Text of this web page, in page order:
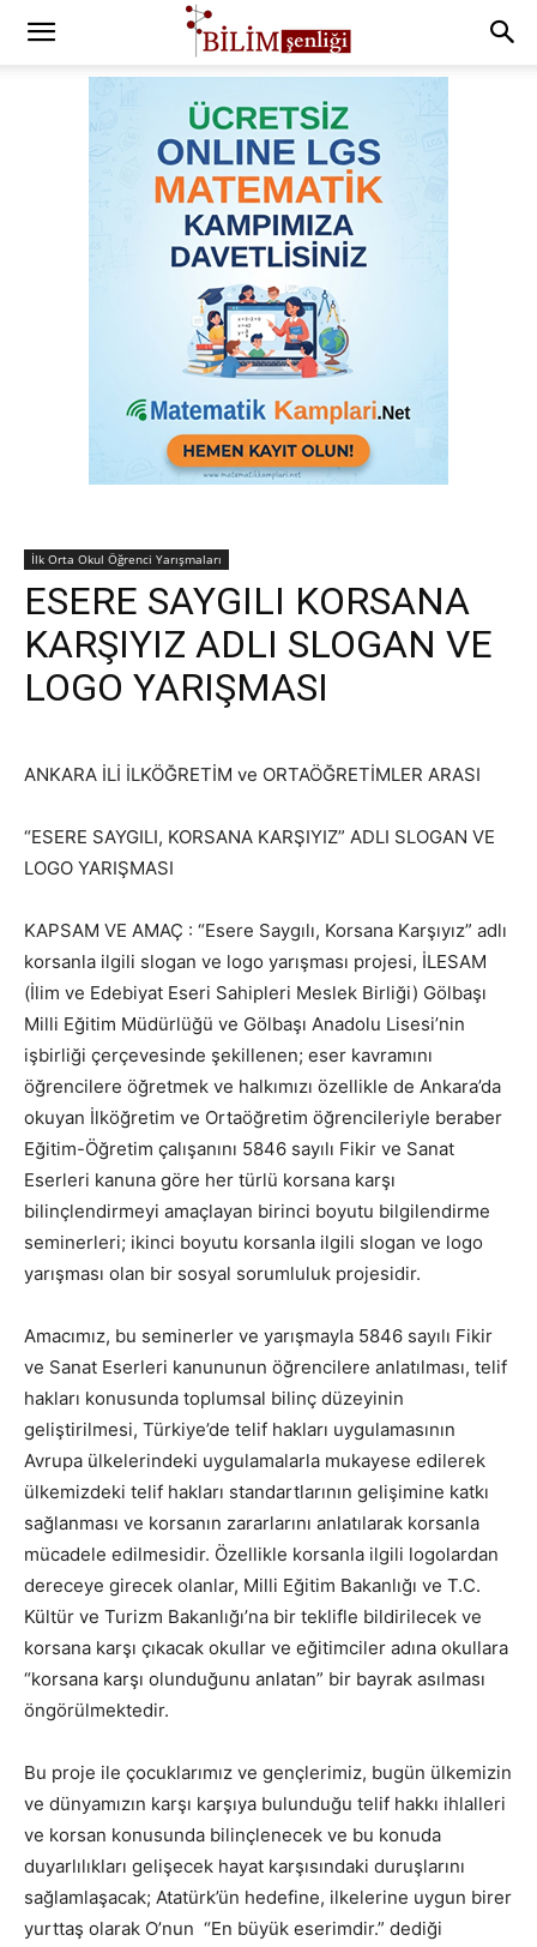
İlk Orta Okul Öğrenci Yarışmaları
ESERE SAYGILI KORSANA
KARŞIYIZ ADLI SLOGAN VE
LOGO YARIŞMASI
ANKARA İLİ İLKÖĞRETİM ve ORTAÖĞRETİMLER ARASI
“ESERE SAYGILI, KORSANA KARŞIYIZ” ADLI SLOGAN VE
LOGO YARIŞMASI
KAPSAM VE AMAÇ : “Esere Saygılı, Korsana Karşıyız” adlı
korsanla ilgili slogan ve logo yarışması projesi, İLESAM
(İlim ve Edebiyat Eseri Sahipleri Meslek Birliği) Gölbaşı
Milli Eğitim Müdürlüğü ve Gölbaşı Anadolu Lisesi’nin
işbirliği çerçevesinde şekillenen; eser kavramını
öğrencilere öğretmek ve halkımızı özellikle de Ankara’da
okuyan İlköğretim ve Ortaöğretim öğrencileriyle beraber
Eğitim-Öğretim çalışanını 5846 sayılı Fikir ve Sanat
Eserleri kanuna göre her türlü korsana karşı
bilinçlendirmeyi amaçlayan birinci boyutu bilgilendirme
seminerleri; ikinci boyutu korsanla ilgili slogan ve logo
yarışması olan bir sosyal sorumluluk projesidir.
Amacımız, bu seminerler ve yarışmayla 5846 sayılı Fikir
ve Sanat Eserleri kanununun öğrencilere anlatılması, telif
hakları konusunda toplumsal bilinç düzeyinin
geliştirilmesi, Türkiye’de telif hakları uygulamasının
Avrupa ülkelerindeki uygulamalarla mukayese edilerek
ülkemizdeki telif hakları standartlarının gelişimine katkı
sağlanması ve korsanın zararlarını anlatılarak korsanla
mücadele edilmesidir. Özellikle korsanla ilgili logolardan
dereceye girecek olanlar, Milli Eğitim Bakanlığı ve T.C.
Kültür ve Turizm Bakanlığı’na bir teklifle bildirilecek ve
korsana karşı çıkacak okullar ve eğitimciler adına okullara
“korsana karşı olunduğunu anlatan” bir bayrak asılması
öngörülmektedir.
Bu proje ile çocuklarımız ve gençlerimiz, bugün ülkemizin
ve dünyamızın karşı karşıya bulunduğu telif hakkı ihlalleri
ve korsan konusunda bilinçlenecek ve bu konuda
duyarlılıkları gelişecek hayat karşısındaki duruşlarını
sağlamlaşacak; Atatürk’ün hedefine, ilkelerine uygun birer
yurttaş olarak O’nun “En büyük eserimdir.” dediği